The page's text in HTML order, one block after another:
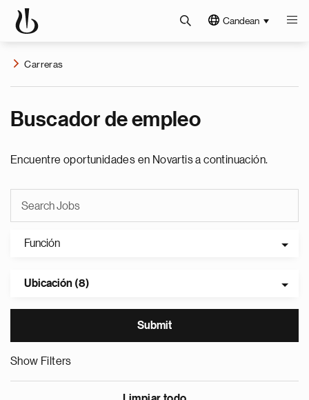
Candean
Carreras
Buscador de empleo
Encuentre oportunidades en Novartis a continuación.
Función
Ubicación (8)
Show Filters